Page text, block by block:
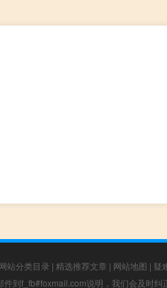
网站分类目录 | 精选推荐文章 | 网站地图 | 疑
到f_fb#foxmail.com说明，我们会及时纠